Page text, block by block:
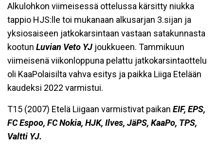
Alkulohkon viimeisessä ottelussa kärsitty niukka
tappio HJS:lle toi mukanaan alkusarjan 3.sijan ja
yksiosaiseen jatkokarsintaan vastaan satakunnasta
kootun Luvian Veto YJ joukkueen. Tammikuun
viimeisenä viikonloppuna pelattu jatkokarsintaottelu
oli KaaPolaisilta vahva esitys ja paikka Liiga Etelään
kaudeksi 2022 varmistui.
T15 (2007) Etelä Liigaan varmistivat paikan EIF, EPS,
FC Espoo, FC Nokia, HJK, Ilves, JäPS, KaaPo, TPS,
Valtti YJ.